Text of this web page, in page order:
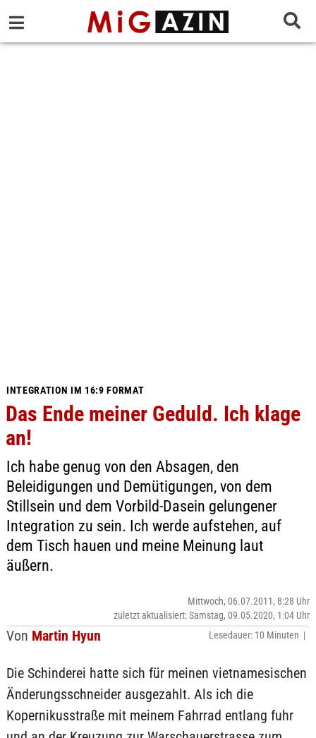
INTEGRATION IM 16:9 FORMAT
Das Ende meiner Geduld. Ich klage
an!
Ich habe genug von den Absagen, den
Beleidigungen und Demütigungen, von dem
Stillsein und dem Vorbild-Dasein gelungener
Integration zu sein. Ich werde aufstehen, auf
dem Tisch hauen und meine Meinung laut
äußern.
Von Martin Hyun
Mittwoch, 06.07.2011, 8:28 Uhr
zuletzt aktualisiert: Samstag, 09.05.2020, 1:04 Uhr
Lesedauer: 10 Minuten |
Die Schinderei hatte sich für meinen vietnamesischen
Änderungsschneider ausgezahlt. Als ich die
Kopernikusstraße mit meinem Fahrrad entlang fuhr